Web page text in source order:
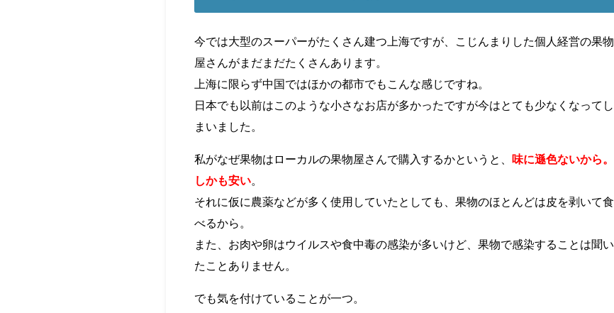
今では大型のスーパーがたくさん建つ上海ですが、こじんまりした個人経営の果物
屋さんがまだまだたくさんあります。
上海に限らず中国ではほかの都市でもこんな感じですね。
日本でも以前はこのような小さなお店が多かったですが今はとても少なくなってし
まいました。
私がなぜ果物はローカルの果物屋さんで購入するかというと、
味に遜色ないから。
しかも安い。
それに仮に農薬などが多く使用していたとしても、果物のほとんどは皮を剥いて食
べるから。
また、お肉や卵はウイルスや食中毒の感染が多いけど、果物で感染することは聞い
たことありません。
でも気を付けていることが一つ。